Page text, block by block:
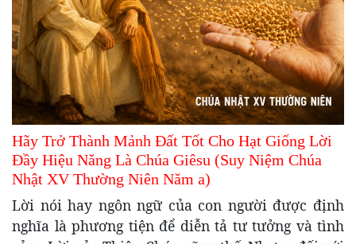
Hãy Trở Thành Mảnh Đất Tốt Cho Hạt Giống Lời
Đầy Hiệu Năng Là Chúa Giêsu (Suy Niệm Chúa
Nhật XV Thường Niên Năm a)
Lời nói hay ngôn ngữ của con người được định
nghĩa là phương tiện để diễn tả tư tưởng và tình